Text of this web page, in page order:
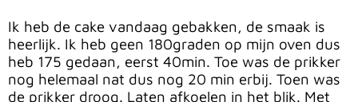
Ik heb de cake vandaag gebakken, de smaak is
heerlijk. Ik heb geen 180graden op mijn oven dus
heb 175 gedaan, eerst 40min. Toe was de prikker
nog helemaal nat dus nog 20 min erbij. Toen was
de prikker droog. Laten afkoelen in het blik. Met